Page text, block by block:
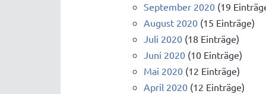
September 2020 (19
August 2020 (15 Einträge)
Juli 2020 (18 Einträge)
Juni 2020 (10 Einträge)
Mai 2020 (12 Einträge)
April 2020 (12 Einträge)